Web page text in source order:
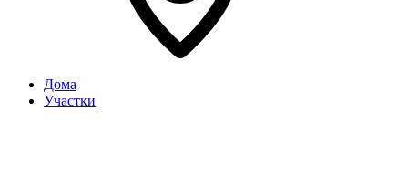
Дома
Участки